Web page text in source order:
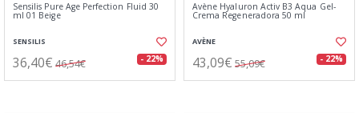
Sensilis Pure Age Perfection Fluid 30
ml 01 Beige
SENSILIS
36,40€ 46,54€ - 22%
Avène Hyaluron Activ B3 Aqua Gel-
Crema Regeneradora 50 ml
AVÈNE
43,09€ 55,09€ - 22%